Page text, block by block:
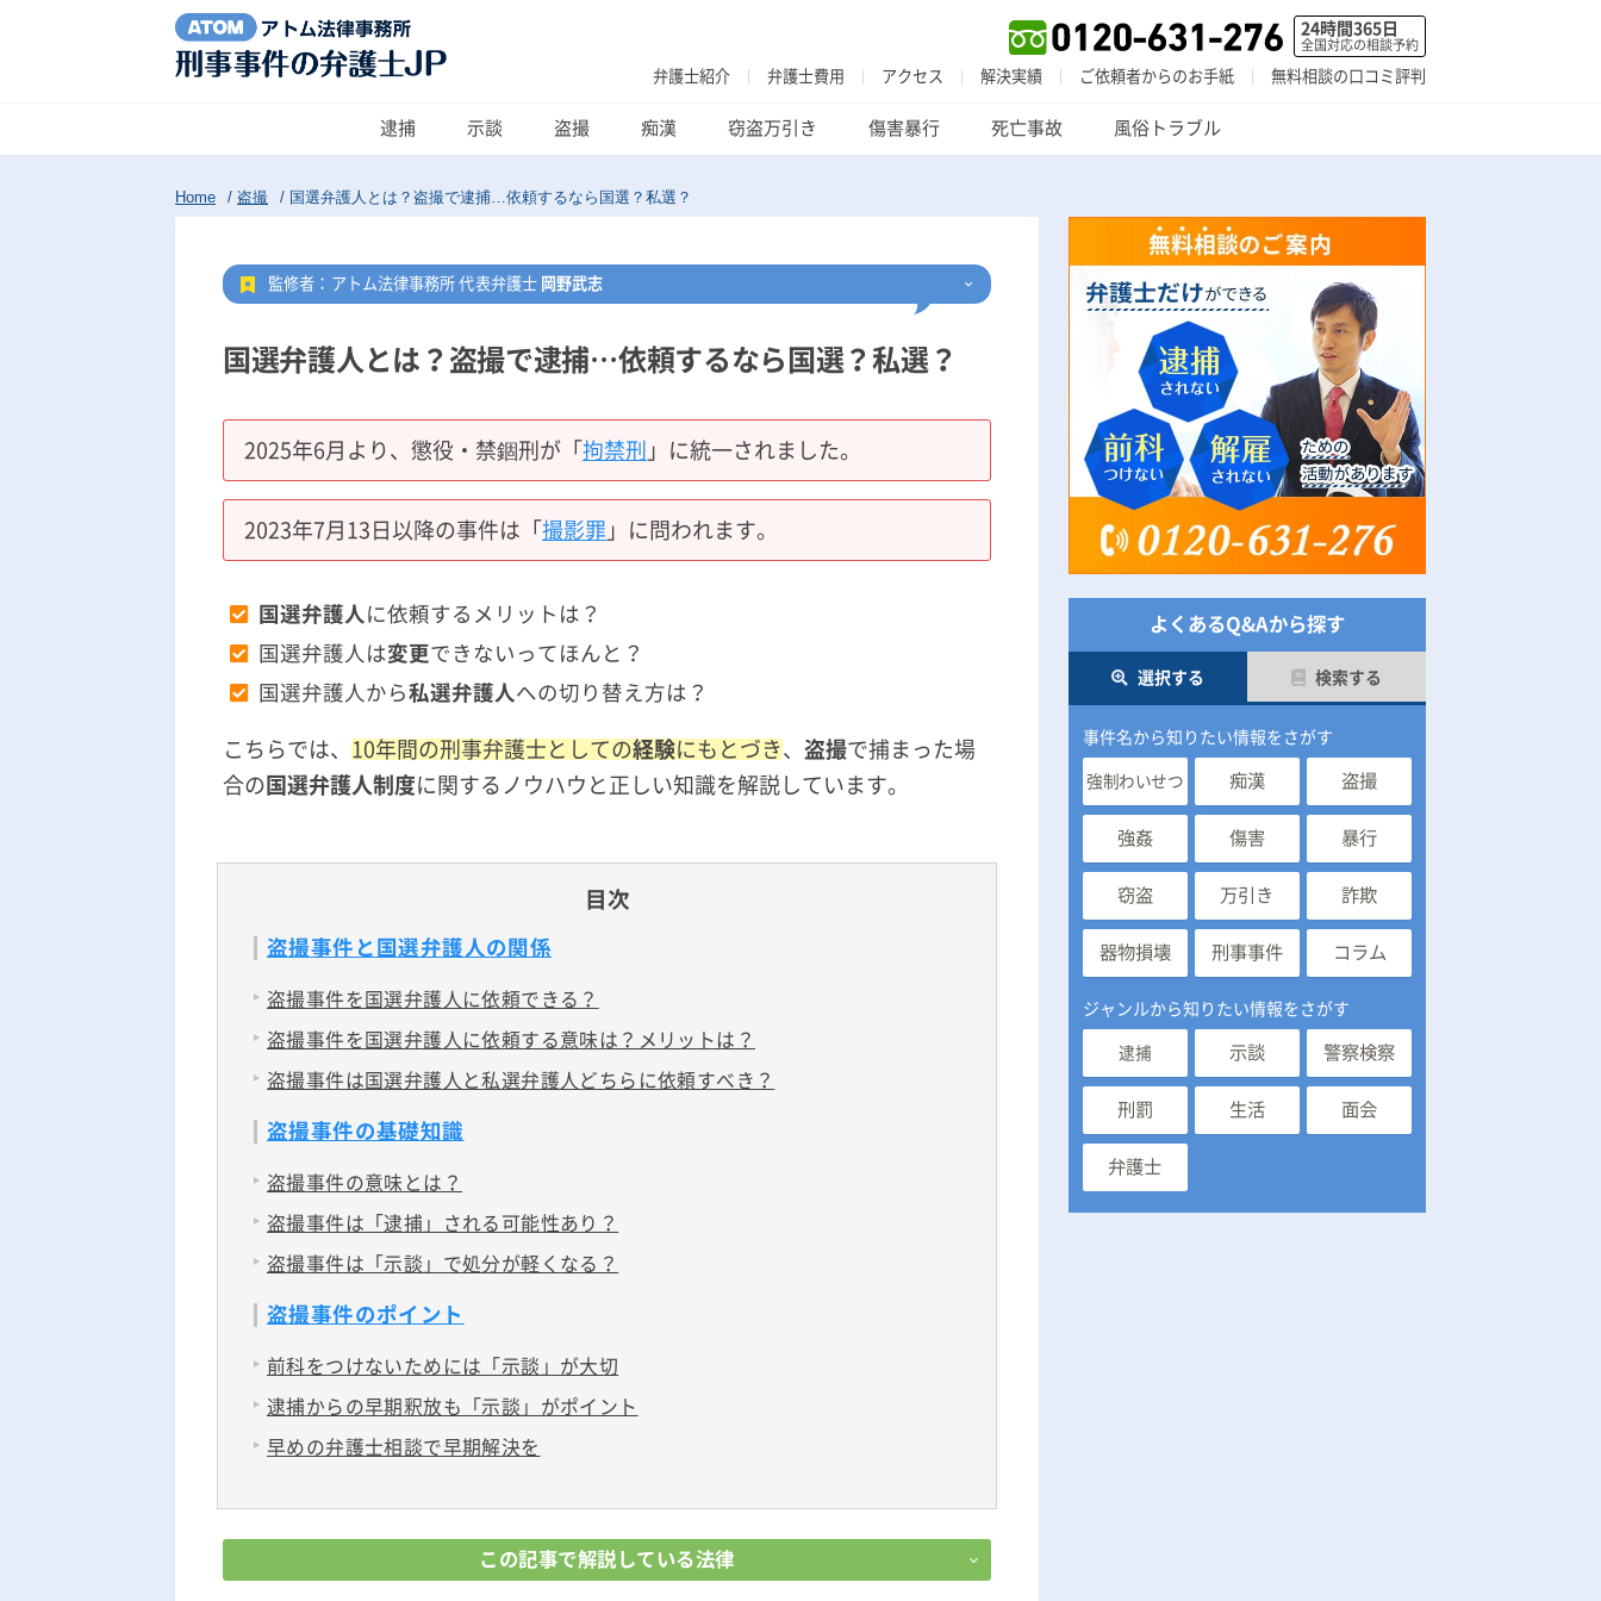
24時間365日
全国対応の相談予約
弁護士紹介 弁護士費用 アクセス 解決実績 ご依頼者からのお手紙 無料相談の口コミ評判
刑事事件 でお困りの方
刑事事件の無料相談
家族が逮捕された方はこちら
アトムについて
弁護士費用
アクセス
無料相談の口コミ評判
逮捕 示談 盗撮 痴漢 窃盗万引き 傷害暴行 死亡事故 風俗トラブル
Home / 盗撮 / 国選弁護人とは？盗撮で逮捕…依頼するなら国選？私選？
監修者：アトム法律事務所 代表弁護士 岡野武志
国選弁護人とは？盗撮で逮捕…依頼するなら国選？私選？
2025年6月より、懲役・禁錮刑が「 拘禁刑 」に統一されました。
2023年7月13日以降の事件は「 撮影罪 」に問われます。
国選弁護人 に依頼するメリットは？
国選弁護人は変更できないってほんと？
国選弁護人から私選弁護人 への切り替え方は？
こちらでは、 10年間の刑事弁護士としての経験にもとづき、 盗撮で捕まった場
合の 国選弁護人制度に関するノウハウと正しい知識を解説しています。
目次
盗撮事件と国選弁護人の関係
盗撮事件を国選弁護人に依頼できる？
盗撮事件を国選弁護人に依頼する意味は？メリットは？
盗撮事件は国選弁護人と私選弁護人どちらに依頼すべき？
盗撮事件の基礎知識
盗撮事件の意味とは？
盗撮事件は「逮捕」される可能性あり？
盗撮事件は「示談」で処分が軽くなる？
盗撮事件のポイント
前科をつけないためには「示談」が大切
逮捕からの早期釈放も「示談」がポイント
早めの弁護士相談で早期解決を
この記事で解説している法律
よくあるQ&Aから探す
選択する 検索する
事件名から知りたい情報をさがす
強制わいせつ 痴漢 盗撮
強姦 傷害 暴行
窃盗 万引き 詐欺
器物損壊 刑事事件 コラム
ジャンルから知りたい情報をさがす
逮捕 示談 警察検察
刑罰 生活 面会
弁護士